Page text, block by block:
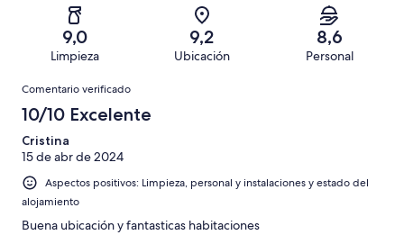
puntuación
puntuación
puntuación
Normal
una
puntuación
Mediocre
150
una
puntuación
de
Horrible
9,0
Limpieza
9,2
Ubicación
8,6
Personal
Comentarios
Comentario verificado
10/10 Excelente
Cristina
15 de abr de 2024
Aspectos positivos: Limpieza, personal y instalaciones y estado del
alojamiento
Buena ubicación y fantasticas habitaciones